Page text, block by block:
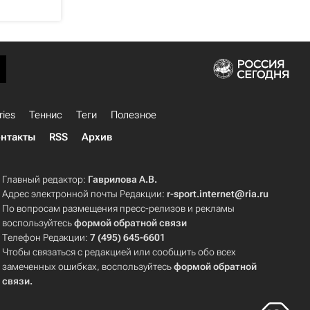
Теннис Теги
Полезное
RSS Архив
Главный редактор: Гаврилова А.В.
Адрес электронной почты Редакции: r-sport.internet@ria.ru
По вопросам размещения пресс-релизов и рекламы
воспользуйтесьформой обратной связи
Телефон Редакции:7 (495) 645-6601
Чтобы связаться с редакцией или сообщить обо всех
замеченных ошибках, воспользуйтесьформой обратной
связи.